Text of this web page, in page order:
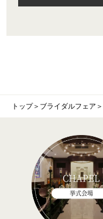
トップ＞ ブライダルフェア ＞
CHAPEL
挙式会場